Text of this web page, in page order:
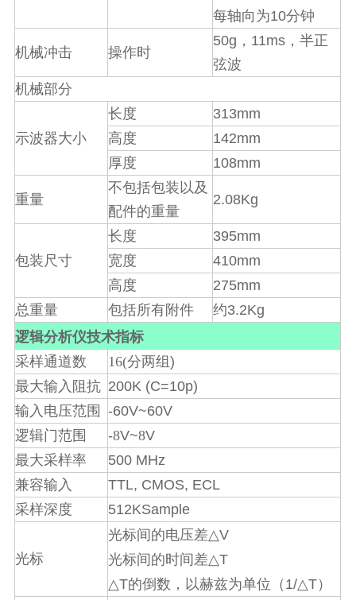
每轴向为10分钟
机械冲击 操作时
50g ， 11ms ，半正
弦波
机械部分
示波器大小
长度 313mm
高度 142mm
厚度 108mm
重量
不包括包装以及
配件的重量
2.08Kg
包装尺寸
长度 395mm
宽度 410mm
高度 275mm
总重量 包括所有附件 约3.2Kg
逻辑分析仪技术指标
采样通道数
16(分两组)
最大输入阻抗 200K (C=10p)
输入电压范围 -60V~60V
逻辑门范围 -8V~8V
最大采样率 500 MHz
兼容输入 TTL, CMOS, ECL
采样深度 512KSample
光标
光标间的电压差△V
光标间的时间差△T
△T的倒数，以赫兹为单位（ 1/△T）